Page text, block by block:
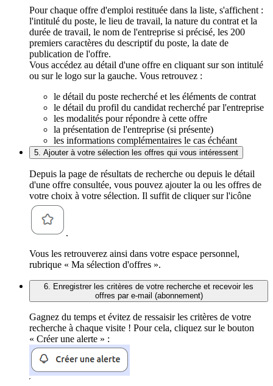
Pour chaque offre d'emploi restituée dans la liste, s'affichent :
l'intitulé du poste, le lieu de travail, la nature du contrat et la
durée de travail, le nom de l'entreprise si précisé, les 200
premiers caractères du descriptif du poste, la date de
publication de l'offre.
Vous accédez au détail d'une offre en cliquant sur son intitulé
ou sur le logo sur la gauche. Vous retrouvez :
le détail du poste recherché et les éléments de contrat
le détail du profil du candidat recherché par l'entreprise
les modalités pour répondre à cette offre
la présentation de l'entreprise (si présente)
les informations complémentaires le cas échéant
5. Ajouter à votre sélection les offres qui vous intéressent
Depuis la page de résultats de recherche ou depuis le détail
d'une offre consultée, vous pouvez ajouter la ou les offres de
votre choix à votre sélection. Il suffit de cliquer sur l'icône
.
Vous les retrouverez ainsi dans votre espace personnel,
rubrique « Ma sélection d'offres ».
6. Enregistrer les critères de votre recherche et recevoir les
offres par e-mail (abonnement)
Gagnez du temps et évitez de ressaisir les critères de votre
recherche à chaque visite ! Pour cela, cliquez sur le bouton
« Créer une alerte » :